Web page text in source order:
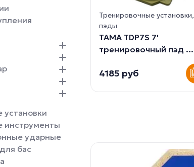
установки
инструменты
ударные
бас
Тренировочные установки,
пэды
TAMA TDP7S 7'
тренировочный пэд ...
4185 руб